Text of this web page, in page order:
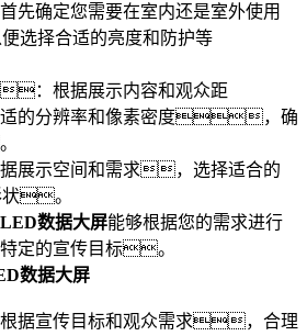
确定您需要在室内还是室外使用
选择合适的亮度和防护等
：根据展示内容和观众距
的分辨率和像素密度，确
展示空间和需求，选择适合的
状。
LED数据大屏能够根据您的需求进行
定的宣传目标。
数据大屏
据宣传目标和观众需求，合理